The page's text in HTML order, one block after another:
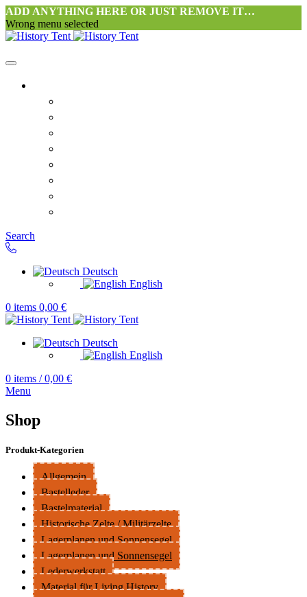
ADD ANYTHING HERE OR JUST REMOVE IT…
Wrong menu selected
Search
Deutsch
English
0 items 0,00 €
Deutsch
English
0 items / 0,00 €
Menu
Shop
Produkt-Kategorien
Allgemein
Bastelleder
Bastelmaterial
Historische Zelte / Militärzelte
Lagerplanen und Sonnensegel
Lagerplanen und Sonnensegel
Lederwerkstatt
Material für Living History